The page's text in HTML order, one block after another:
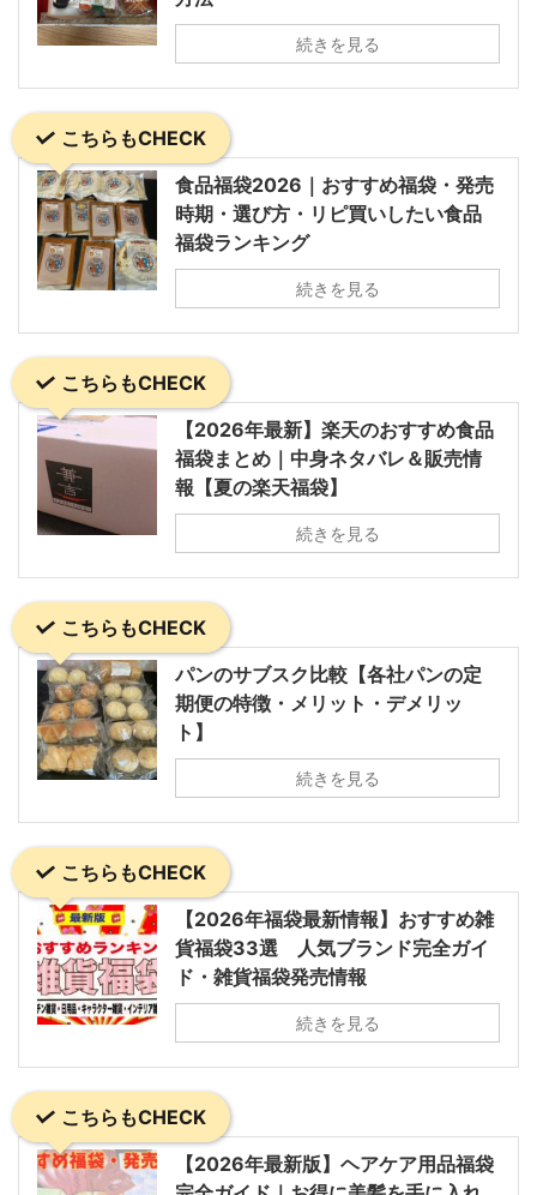
続きを見る
こちらもCHECK
食品福袋2026｜おすすめ福袋・発売
時期・選び方・リピ買いしたい食品
福袋ランキング
続きを見る
こちらもCHECK
【2026年最新】楽天のおすすめ食品
福袋まとめ｜中身ネタバレ＆販売情
報【夏の楽天福袋】
続きを見る
こちらもCHECK
パンのサブスク比較【各社パンの定
期便の特徴・メリット・デメリッ
ト】
続きを見る
こちらもCHECK
【2026年福袋最新情報】おすすめ雑
貨福袋33選 人気ブランド完全ガイ
ド・雑貨福袋発売情報
続きを見る
こちらもCHECK
【2026年最新版】ヘアケア用品福袋